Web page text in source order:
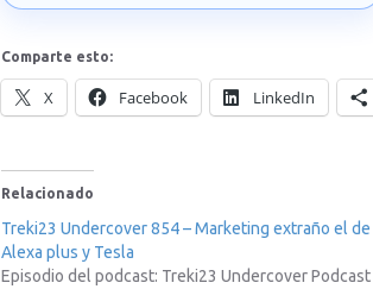
Comparte esto:
X Facebook LinkedIn
Relacionado
Treki23 Undercover 854 – Marketing extraño el de
Alexa plus y Tesla
Episodio del podcast: Treki23 Undercover Podcast